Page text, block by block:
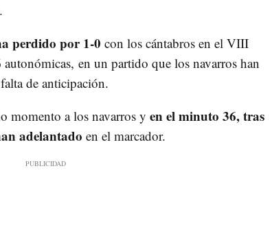
perdido por 1-0 con los cántabros en el VIII
en un partido que los navarros han
de anticipación.
momento a los navarros y en el minuto 36, tras
adelantado en el marcador.